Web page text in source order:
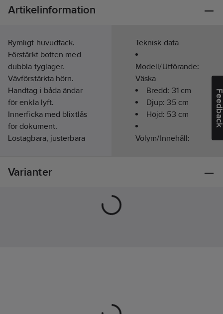
Artikelinformation
Rymligt huvudfack.
Förstärkt botten med
dubbla tyglager.
Vävförstärkta hörn.
Handtag i båda ändar
för enkla lyft.
Innerficka med blixtlås
för dokument.
Löstagbara, justerbara
separat förvaring av
Teknisk data
Modell/Utförande:
Väska
Bredd: 31cm
Djup:35cm
Höjd: 53 cm
Volym/Innehåll:
Varianter